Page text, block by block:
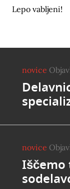
Lepo vabljeni!
novice
novice
Iščemo